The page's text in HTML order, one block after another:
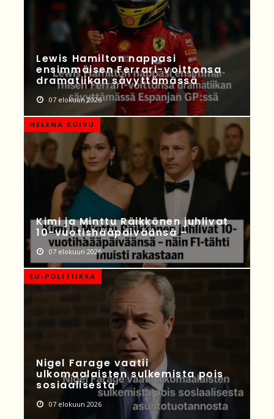
Lewis Hamilton nappasi
ensimmäisen Ferrari-voittonsa
dramatiikan sävyttämässä
07 elokuun 2026
HELENA KOIVU
Kimi ja Minttu Räikkönen juhlivat
10-vuotishääpäiväänsä –
07 elokuun 2026
EU-POLITIIKKA
Nigel Farage vaatii
ulkomaalaisten sulkemista pois
sosiaalisesta
07 elokuun 2026